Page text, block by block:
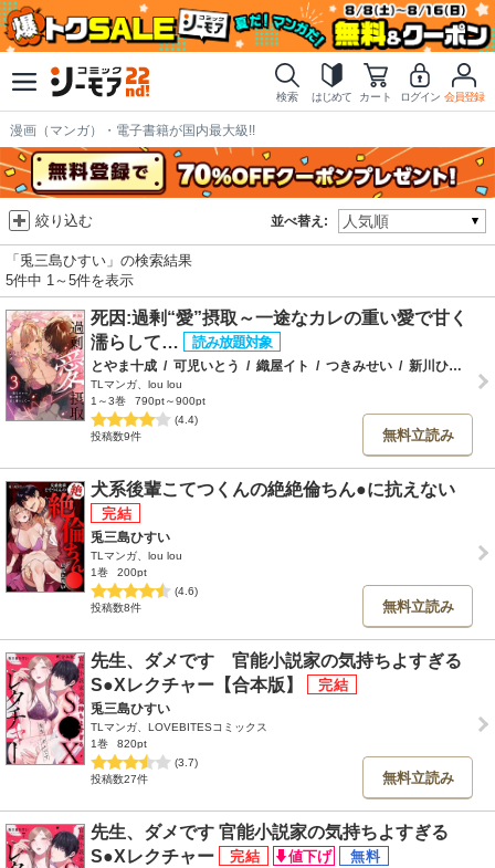
検索 はじめて カート ログイン 会員登録
漫画（マンガ）・電子書籍が国内最大級!!
並べ替え:
絞り込む
「兎三島ひすい」の検索結果
5件中 1～5件を表示
死因:過剰“愛”摂取～一途なカレの重い愛で甘く
濡らして…
とやま十成 / 可児いとう / 織屋イト / つきみせい / 新川ひより
TLマンガ、lou lou
1～3巻
790pt～900pt
(4.4)
投稿数9件
無料立読み
犬系後輩こてつくんの絶絶倫ちん●に抗えない
兎三島ひすい
TLマンガ、lou lou
1巻
200pt
(4.6)
投稿数8件
無料立読み
先生、ダメです 官能小説家の気持ちよすぎる
S●Xレクチャー【合本版】
兎三島ひすい
TLマンガ、LOVEBITESコミックス
1巻
820pt
(3.7)
投稿数27件
無料立読み
先生、ダメです 官能小説家の気持ちよすぎる
S●Xレクチャー